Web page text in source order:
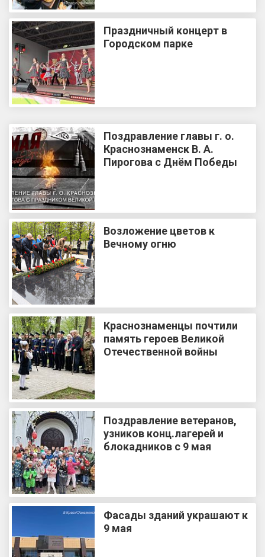
Праздничный концерт в
Городском парке
Поздравление главы г. о.
Краснознаменск В. А.
Пирогова с Днём Победы
Возложение цветов к
Вечному огню
Краснознаменцы почтили
память героев Великой
Отечественной войны
Поздравление ветеранов,
узников конц.лагерей и
блокадников с 9 мая
Фасады зданий украшают к
9 мая